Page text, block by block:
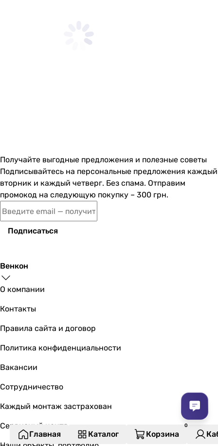
Получайте выгодные предложения и полезные советы
Подписывайтесь на персональные предложения каждый
вторник и каждый четверг. Без спама. Отправим
промокод на следующую покупку – 300 грн.
Подписаться
Венкон
О компании
Контакты
Правила сайта и договор
Политика конфиденциальности
Вакансии
Сотрудничество
Каждый монтаж застрахован
Сервисный центр
Главная Каталог Корзина